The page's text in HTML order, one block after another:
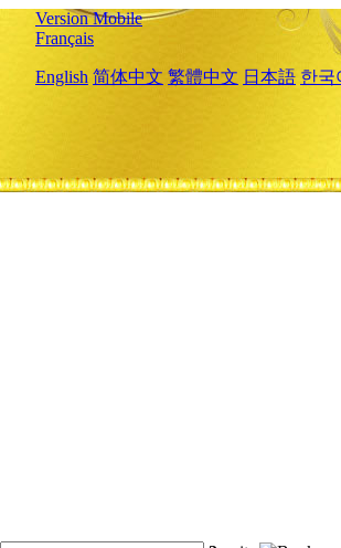
Version Mobile
Français
English 简体中文 繁體中文 日本語 한국